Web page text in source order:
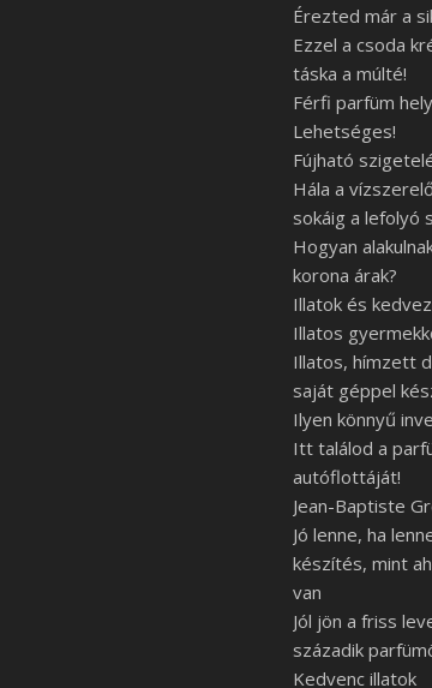
Érezted már a
Ezzel a csoda
táska a múlté!
Férfi parfüm
Lehetséges!
Fújható
Hála a
sokáig a lefolyó
Hogyan
korona árak?
Illatok és
Illatos
Illatos, hímzett
saját géppel
Ilyen könnyű
Itt találod a
autóflottáját!
Jean-Baptiste
Jó lenne, ha
készítés, mint
van
Jól jön a friss
századik
Kedvenc illatok